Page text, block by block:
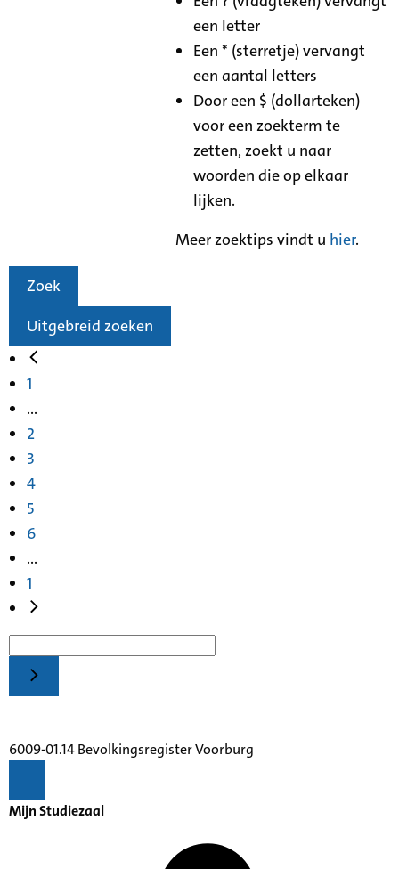
een letter
Een * (sterretje) vervangt
een aantal letters
Door een $ (dollarteken)
voor een zoekterm te
zetten, zoekt u naar
woorden die op elkaar
lijken.
Meer zoektips vindt u hier.
Zoek
Uitgebreid zoeken
1
...
2
3
4
5
6
...
1
6009-01.14 Bevolkingsregister Voorburg
Mijn Studiezaal